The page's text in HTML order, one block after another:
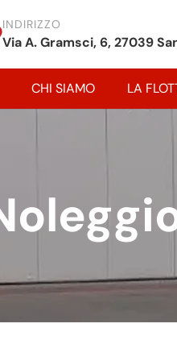
INDIRIZZO
Via A. Gramsci, 6, 27039
CHI SIAMO LA